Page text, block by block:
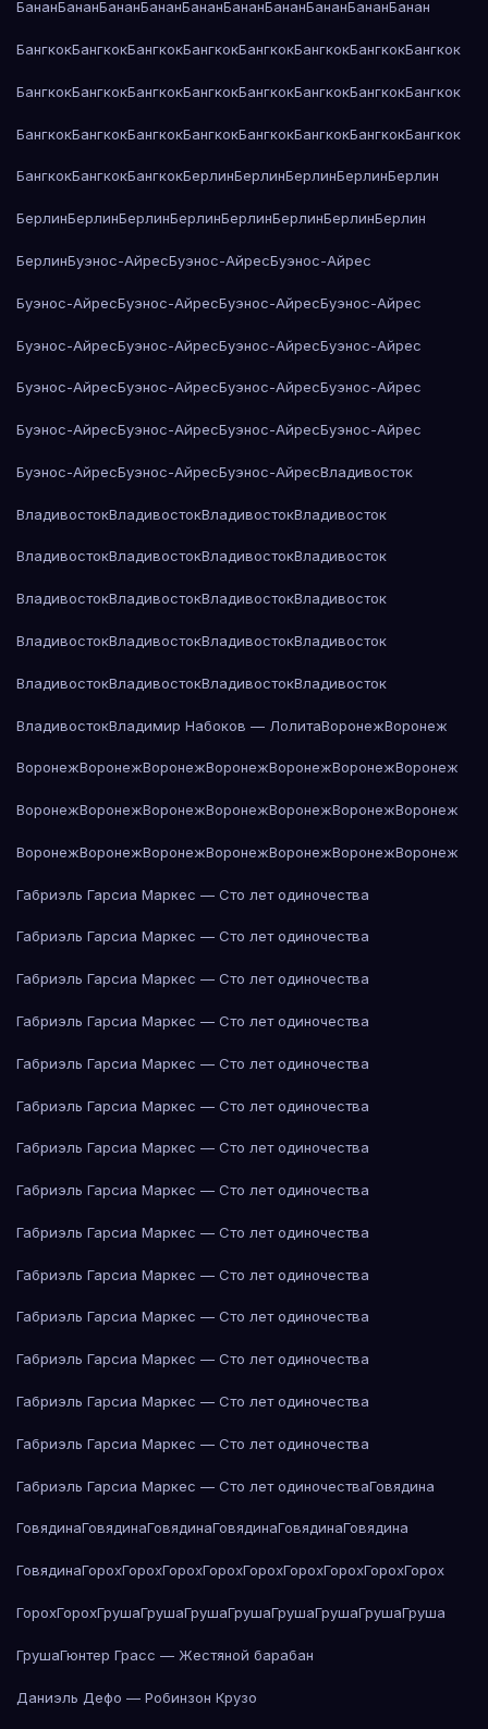
БананБананБананБананБананБананБананБананБананБанан
БангкокБангкокБангкокБангкокБангкокБангкокБангкокБангкок
БангкокБангкокБангкокБангкокБангкокБангкокБангкокБангкок
БангкокБангкокБангкокБангкокБангкокБангкокБангкокБангкок
БангкокБангкокБангкокБерлинБерлинБерлинБерлинБерлин
БерлинБерлинБерлинБерлинБерлинБерлинБерлинБерлин
БерлинБуэнос-АйресБуэнос-АйресБуэнос-Айрес
Буэнос-АйресБуэнос-АйресБуэнос-АйресБуэнос-Айрес
Буэнос-АйресБуэнос-АйресБуэнос-АйресБуэнос-Айрес
Буэнос-АйресБуэнос-АйресБуэнос-АйресБуэнос-Айрес
Буэнос-АйресБуэнос-АйресБуэнос-АйресБуэнос-Айрес
Буэнос-АйресБуэнос-АйресБуэнос-АйресВладивосток
ВладивостокВладивостокВладивостокВладивосток
ВладивостокВладивостокВладивостокВладивосток
ВладивостокВладивостокВладивостокВладивосток
ВладивостокВладивостокВладивостокВладивосток
ВладивостокВладивостокВладивостокВладивосток
ВладивостокВладимир Набоков — ЛолитаВоронежВоронеж
ВоронежВоронежВоронежВоронежВоронежВоронежВоронеж
ВоронежВоронежВоронежВоронежВоронежВоронежВоронеж
ВоронежВоронежВоронежВоронежВоронежВоронежВоронеж
Габриэль Гарсиа Маркес — Сто лет одиночества
Габриэль Гарсиа Маркес — Сто лет одиночества
Габриэль Гарсиа Маркес — Сто лет одиночества
Габриэль Гарсиа Маркес — Сто лет одиночества
Габриэль Гарсиа Маркес — Сто лет одиночества
Габриэль Гарсиа Маркес — Сто лет одиночества
Габриэль Гарсиа Маркес — Сто лет одиночества
Габриэль Гарсиа Маркес — Сто лет одиночества
Габриэль Гарсиа Маркес — Сто лет одиночества
Габриэль Гарсиа Маркес — Сто лет одиночества
Габриэль Гарсиа Маркес — Сто лет одиночества
Габриэль Гарсиа Маркес — Сто лет одиночества
Габриэль Гарсиа Маркес — Сто лет одиночества
Габриэль Гарсиа Маркес — Сто лет одиночества
Габриэль Гарсиа Маркес — Сто лет одиночестваГовядина
ГовядинаГовядинаГовядинаГовядинаГовядинаГовядина
ГовядинаГорохГорохГорохГорохГорохГорохГорохГорохГорох
ГорохГорохГрушаГрушаГрушаГрушаГрушаГрушаГрушаГруша
ГрушаГюнтер Грасс — Жестяной барабан
Даниэль Дефо — Робинзон Крузо